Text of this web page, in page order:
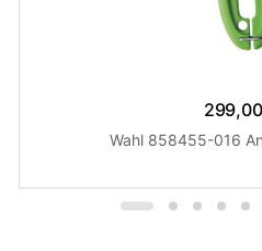
Wahl 858455-016